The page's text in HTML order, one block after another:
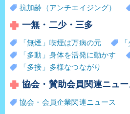
抗加齢（アンチエイジング）
一無・二少・三多
「無煙」喫煙は万病の元
「多動」身体を活発に動かす
「多接」多様なつながり
協会・賛助会員関連ニュー
協会・会員企業関連ニュース